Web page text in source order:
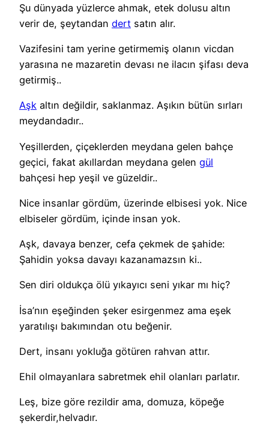
Şu dünyada yüzlerce ahmak, etek dolusu altın
verir de, şeytandan dert satın alır.
Vazifesini tam yerine getirmemiş olanın vicdan
yarasına ne mazaretin devası ne ilacın şifası deva
getirmiş..
Aşk altın değildir, saklanmaz. Aşıkın bütün sırları
meydandadır..
Yeşillerden, çiçeklerden meydana gelen bahçe
geçici, fakat akıllardan meydana gelen gül
bahçesi hep yeşil ve güzeldir..
Nice insanlar gördüm, üzerinde elbisesi yok. Nice
elbiseler gördüm, içinde insan yok.
Aşk, davaya benzer, cefa çekmek de şahide:
Şahidin yoksa davayı kazanamazsın ki..
Sen diri oldukça ölü yıkayıcı seni yıkar mı hiç?
İsa’nın eşeğinden şeker esirgenmez ama eşek
yaratılışı bakımından otu beğenir.
Dert, insanı yokluğa götüren rahvan attır.
Ehil olmayanlara sabretmek ehil olanları parlatır.
Leş, bize göre rezildir ama, domuza, köpeğe
şekerdir,helvadır.